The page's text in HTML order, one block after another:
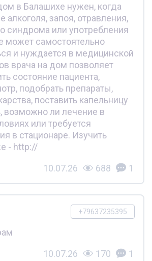
в Балашихе нужен, когда
алкоголя, запоя, отравления,
синдрома или употребления
может самостоятельно
и нуждается в медицинской
врача на дом позволяет
состояние пациента,
подобрать препараты,
поставить капельницу
возможно ли лечение в
или требуется
в стационаре. Изучить
- http://
10.07.26 688 1
+79637235395
10.07.26 170 1